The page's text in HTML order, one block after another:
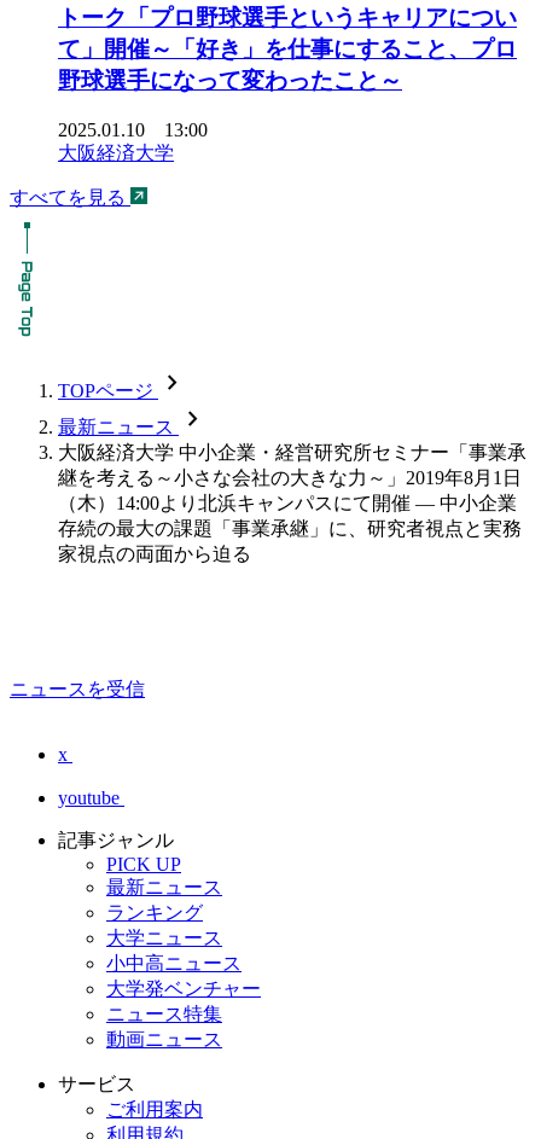
トーク「プロ野球選手というキャリアについ
て」開催～「好き」を仕事にすること、プロ
野球選手になって変わったこと～
2025.01.10 13:00
大阪経済大学
すべてを見る
TOPページ chevron_forward
最新ニュース chevron_forward
大阪経済大学 中小企業・経営研究所セミナー「事業承
継を考える～小さな会社の大きな力～」2019年8月1日
（木）14:00より北浜キャンパスにて開催 — 中小企業
存続の最大の課題「事業承継」に、研究者視点と実務
家視点の両面から迫る
ニュースを受信
x
youtube
記事ジャンル
PICK UP
最新ニュース
ランキング
大学ニュース
小中高ニュース
大学発ベンチャー
ニュース特集
動画ニュース
サービス
ご利用案内